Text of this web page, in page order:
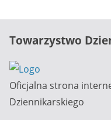
Towarzystwo
Oficjalna strona
Dziennikarskiego